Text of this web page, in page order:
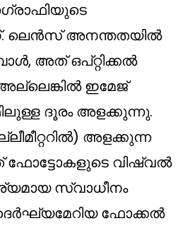
ലെൻസ് അനന്തതയിൽ
അത് ഒപ്റ്റിക്കൽ
ഇമേജ്
ദൂരം അളക്കുന്നു.
അളക്കുന്ന
വിഷ്വൽ
സ്വാധീനം
ഫോക്കൽ